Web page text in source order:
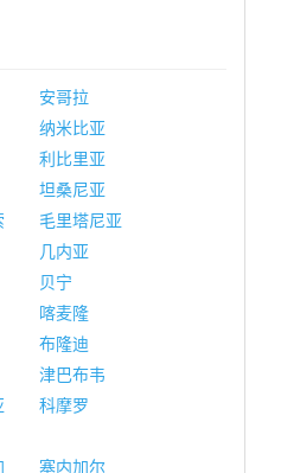
安哥拉
纳米比亚
利比里亚
坦桑尼亚
毛里塔尼亚
几内亚
贝宁
喀麦隆
布隆迪
津巴布韦
科摩罗
塞内加尔